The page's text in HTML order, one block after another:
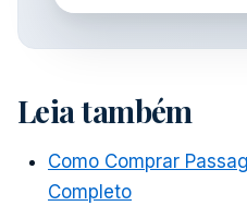
Leia também
Como Comprar
Completo